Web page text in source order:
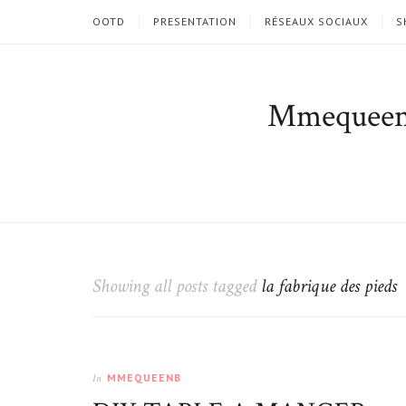
OOTD PRESENTATION RÉSEAUX SOCIAUX
Showing all posts taggedla fabrique des pieds
In MMEQUEENB